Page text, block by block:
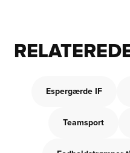
Espergærde IF
Teamsport